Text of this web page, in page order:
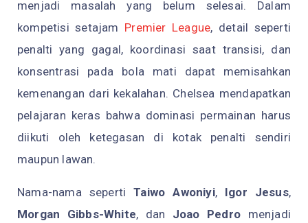
menjadi masalah yang belum selesai. Dalam
kompetisi setajam Premier League, detail seperti
penalti yang gagal, koordinasi saat transisi, dan
konsentrasi pada bola mati dapat memisahkan
kemenangan dari kekalahan. Chelsea mendapatkan
pelajaran keras bahwa dominasi permainan harus
diikuti oleh ketegasan di kotak penalti sendiri
maupun lawan.
Nama-nama sepertiTaiwo Awoniyi, Igor Jesus,
Morgan Gibbs-White, dan Joao Pedro menjadi